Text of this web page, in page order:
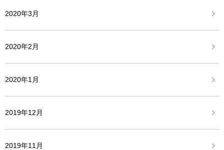
2020年3月
2020年2月
2020年1月
2019年12月
2019年11月